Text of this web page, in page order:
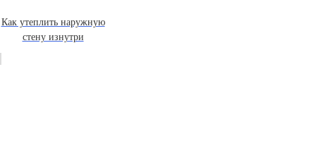
Как утеплить наружную
стену изнутри